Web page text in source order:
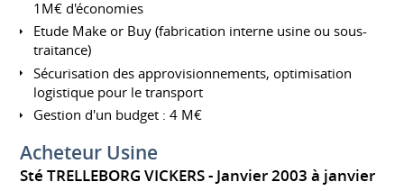
1M€ d'économies
Etude Make or Buy (fabrication interne usine ou sous-
traitance)
Sécurisation des approvisionnements, optimisation
logistique pour le transport
Gestion d'un budget : 4 M€
Acheteur Usine
Sté TRELLEBORG VICKERS
Janvier 2003 à janvier